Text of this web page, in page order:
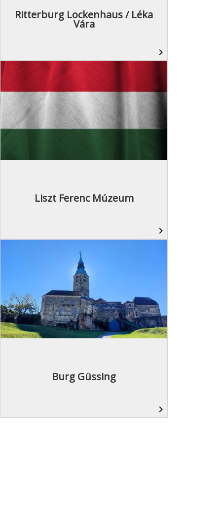
Ritterburg Lockenhaus / Léka
Vára
navigate_next
Liszt Ferenc Múzeum
navigate_next
Burg Güssing
navigate_next